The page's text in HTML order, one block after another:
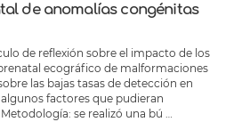
de anomalías congénitas
de reflexión sobre el impacto de los
ecográfico de malformaciones
las bajas tasas de detección en
factores que pudieran
se realizó una bú …